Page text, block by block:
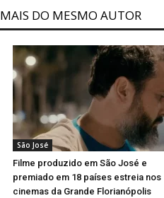
MAIS DO MESMO AUTOR
São José
Filme produzido em São José e
premiado em 18 países estreia nos
cinemas da Grande Florianópolis